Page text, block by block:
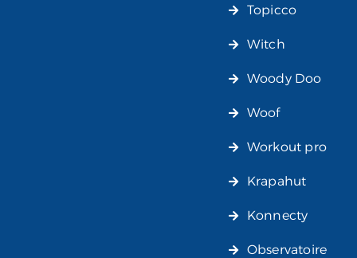
Topicco
Witch
Woody Doo
Woof
Workout pro
Krapahut
Konnecty
Observatoire